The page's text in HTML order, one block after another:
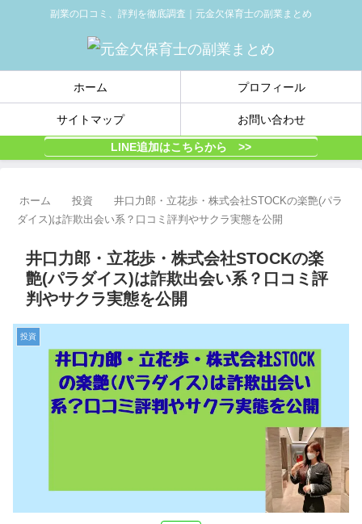
副業の口コミ、評判を徹底調査｜元金欠保育士の副業まとめ
ホーム プロフィール
サイトマップ お問い合わせ
LINE追加はこちらから >>
ホーム 投資
井口力郎・立花歩・株式会社STOCKの楽艶(パラ
ダイス)は詐欺出会い系？口コミ評判やサクラ実態を公開
井口力郎・立花歩・株式会社STOCKの楽
艶(パラダイス)は詐欺出会い系？口コミ評
判やサクラ実態を公開
投資